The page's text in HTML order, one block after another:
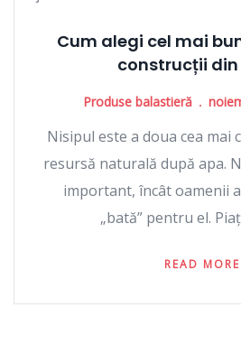
Cum alegi cel mai
construcții din
Produse balastieră
Nisipul este a doua cea mai
resursă naturală după apa.
important, încât oamenii
„bată” pentru el.
READ MORE